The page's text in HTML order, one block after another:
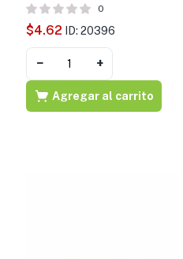
0
$4.62 ID: 20396
− +
Agregar al carrito